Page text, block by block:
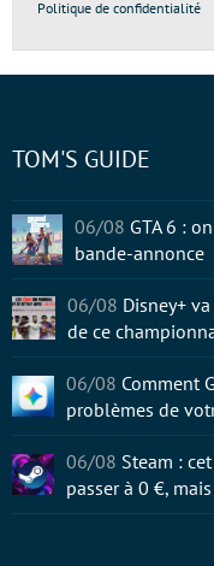
Politique de confidentialité
TOM'S GUIDE
06/08 GTA 6 :
bande-annonce
06/08 Disney+
de ce
06/08 Comment
problèmes de
06/08 Steam :
passer à 0 €,